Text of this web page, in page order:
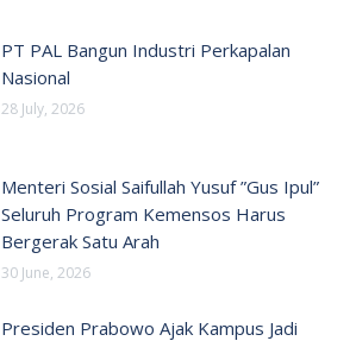
PT PAL Bangun Industri Perkapalan
Nasional
28 July, 2026
Menteri Sosial Saifullah Yusuf ”Gus Ipul”
Seluruh Program Kemensos Harus
Bergerak Satu Arah
30 June, 2026
Presiden Prabowo Ajak Kampus Jadi